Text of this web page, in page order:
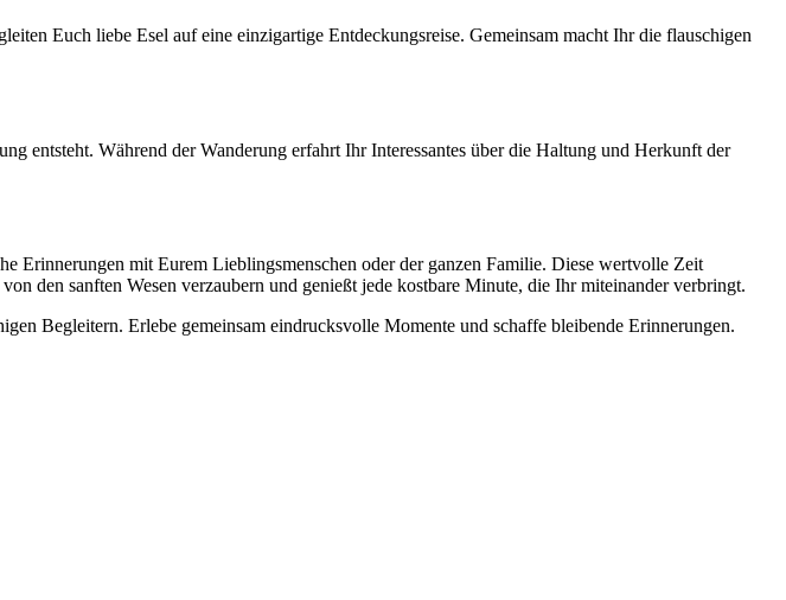
Euch liebe Esel auf eine einzigartige Entdeckungsreise. Gemeinsam macht Ihr die flauschigen
entsteht. Während der Wanderung erfahrt Ihr Interessantes über die Haltung und Herkunft der
Erinnerungen mit Eurem Lieblingsmenschen oder der ganzen Familie. Diese wertvolle Zeit
den sanften Wesen verzaubern und genießt jede kostbare Minute, die Ihr miteinander verbringt.
Begleitern. Erlebe gemeinsam eindrucksvolle Momente und schaffe bleibende Erinnerungen.